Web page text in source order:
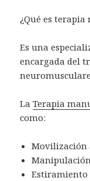
¿Qué es
Es una
encargada del
LaTerapia
como: